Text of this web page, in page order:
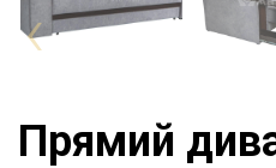
‹
Прямий